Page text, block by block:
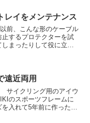
レイをメンテナンス
前、こんな形のケーブル
止するプロテクターを試
しまったりして役に立た
ン...
遠近両用
サイクリング用のアイウ
のスポーツフレームに
入れて5年前に作った